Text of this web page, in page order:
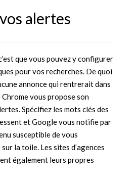
alertes
que vous pouvez y configurer
pour vos recherches. De quoi
annonce qui rentrerait dans
vous propose son
Spécifiez les mots clés des
et Google vous notifie par
susceptible de vous
la toile. Les sites d’agences
également leurs propres